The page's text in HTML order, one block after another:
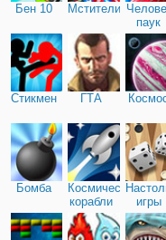
Бен 10 Мстители
паук
Стикмен ГТА
Бомба
Космические
корабли
игры